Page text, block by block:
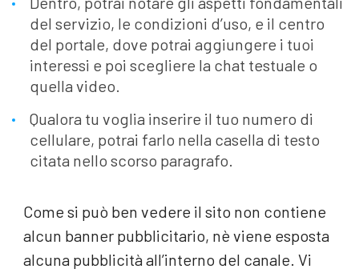
del servizio, le condizioni d’uso, e il centro
del portale, dove potrai aggiungere i tuoi
interessi e poi scegliere la chat testuale o
quella video.
Qualora tu voglia inserire il tuo numero di
cellulare, potrai farlo nella casella di testo
citata nello scorso paragrafo.
Come si può ben vedere il sito non contiene
alcun banner pubblicitario, nè viene esposta
alcuna pubblicità all’interno del canale. Vi